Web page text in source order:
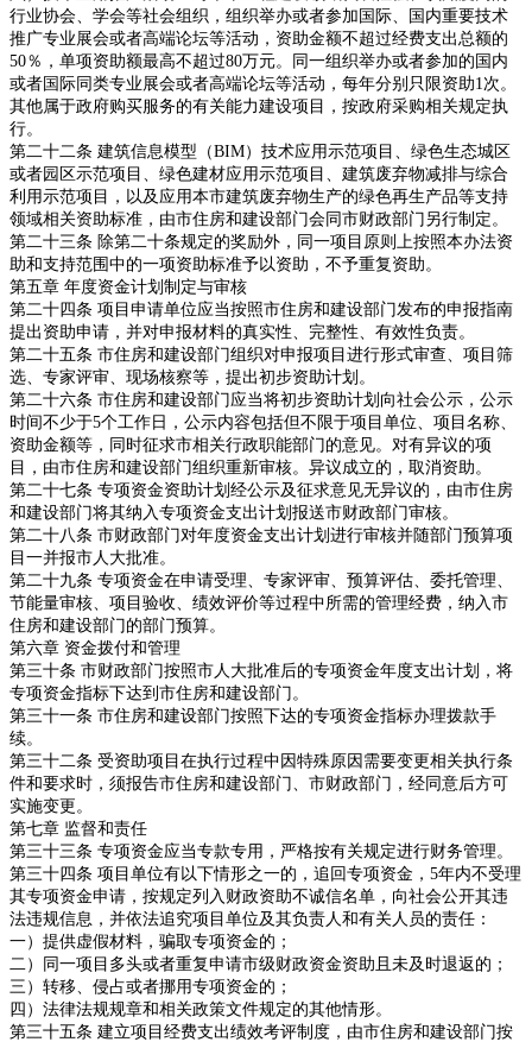
行业协会、学会等社会组织，组织举办或者参加国际、国内重要技术
推广专业展会或者高端论坛等活动，资助金额不超过经费支出总额的
50％，单项资助额最高不超过80万元。同一组织举办或者参加的国内
或者国际同类专业展会或者高端论坛等活动，每年分别只限资助1次。
其他属于政府购买服务的有关能力建设项目，按政府采购相关规定执
行。
第二十二条 建筑信息模型（BIM）技术应用示范项目、绿色生态城区
或者园区示范项目、绿色建材应用示范项目、建筑废弃物减排与综合
利用示范项目，以及应用本市建筑废弃物生产的绿色再生产品等支持
领域相关资助标准，由市住房和建设部门会同市财政部门另行制定。
第二十三条 除第二十条规定的奖励外，同一项目原则上按照本办法资
助和支持范围中的一项资助标准予以资助，不予重复资助。
第五章 年度资金计划制定与审核
第二十四条 项目申请单位应当按照市住房和建设部门发布的申报指南
提出资助申请，并对申报材料的真实性、完整性、有效性负责。
第二十五条 市住房和建设部门组织对申报项目进行形式审查、项目筛
选、专家评审、现场核察等，提出初步资助计划。
第二十六条 市住房和建设部门应当将初步资助计划向社会公示，公示
时间不少于5个工作日，公示内容包括但不限于项目单位、项目名称、
资助金额等，同时征求市相关行政职能部门的意见。对有异议的项
目，由市住房和建设部门组织重新审核。异议成立的，取消资助。
第二十七条 专项资金资助计划经公示及征求意见无异议的，由市住房
和建设部门将其纳入专项资金支出计划报送市财政部门审核。
第二十八条 市财政部门对年度资金支出计划进行审核并随部门预算项
目一并报市人大批准。
第二十九条 专项资金在申请受理、专家评审、预算评估、委托管理、
节能量审核、项目验收、绩效评价等过程中所需的管理经费，纳入市
住房和建设部门的部门预算。
第六章 资金拨付和管理
第三十条 市财政部门按照市人大批准后的专项资金年度支出计划，将
专项资金指标下达到市住房和建设部门。
第三十一条 市住房和建设部门按照下达的专项资金指标办理拨款手
续。
第三十二条 受资助项目在执行过程中因特殊原因需要变更相关执行条
件和要求时，须报告市住房和建设部门、市财政部门，经同意后方可
实施变更。
第七章 监督和责任
第三十三条 专项资金应当专款专用，严格按有关规定进行财务管理。
第三十四条 项目单位有以下情形之一的，追回专项资金，5年内不受理
其专项资金申请，按规定列入财政资助不诚信名单，向社会公开其违
法违规信息，并依法追究项目单位及其负责人和有关人员的责任：
一）提供虚假材料，骗取专项资金的；
二）同一项目多头或者重复申请市级财政资金资助且未及时退返的；
三）转移、侵占或者挪用专项资金的；
四）法律法规规章和相关政策文件规定的其他情形。
第三十五条 建立项目经费支出绩效考评制度，由市住房和建设部门按